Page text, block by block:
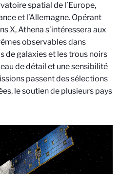
spatial de l’Europe,
et l’Allemagne. Opérant
X, Athena s’intéressera aux
observables dans
de galaxies et les trous noirs
de détail et une sensibilité
passent des sélections
le soutien de plusieurs pays